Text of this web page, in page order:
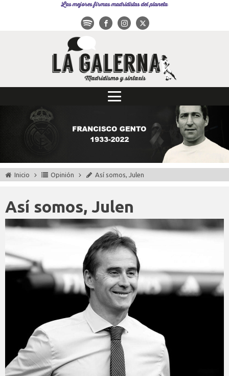
Las mejores firmas madridistas del planeta
Inicio Opinión Así somos, Julen
Así somos, Julen